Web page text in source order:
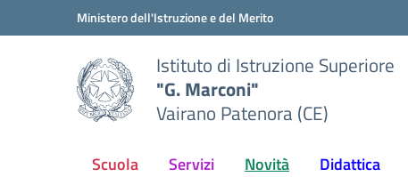
Vai ai contenuti
Vai al menu di navigazioneMinistero dell'Istruzione e del Merito
Istituto di Istruzione Superiore
"G. Marconi"
Vairano Patenora (CE)
Scuola Servizi Novità Didattica